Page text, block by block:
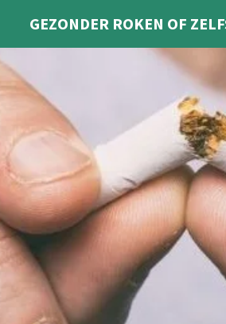
de
hoofdinhoud
GEZONDER ROKEN OF